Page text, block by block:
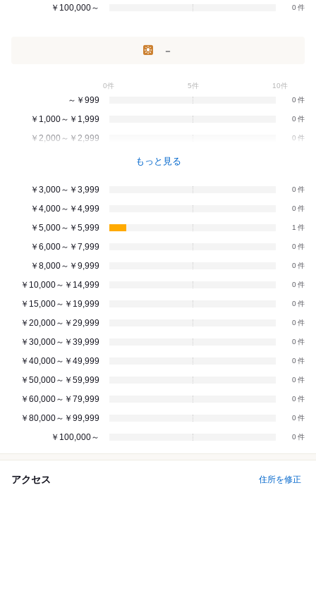
￥100,000～ 0
－
0件 5件 10件
～￥999 0
￥1,000～￥1,999 0
￥2,000～￥2,999 0
もっと見る
￥3,000～￥3,999 0
￥4,000～￥4,999 0
￥5,000～￥5,999 1
￥6,000～￥7,999 0
￥8,000～￥9,999 0
￥10,000～￥14,999 0
￥15,000～￥19,999 0
￥20,000～￥29,999 0
￥30,000～￥39,999 0
￥40,000～￥49,999 0
￥50,000～￥59,999 0
￥60,000～￥79,999 0
￥80,000～￥99,999 0
￥100,000～ 0
アクセス 住所を修正